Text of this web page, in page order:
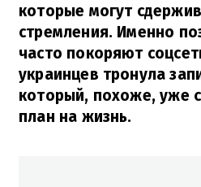
которые могут
стремления. Именно
часто покоряют
украинцев тронула
который, похоже, уже
план на жизнь.